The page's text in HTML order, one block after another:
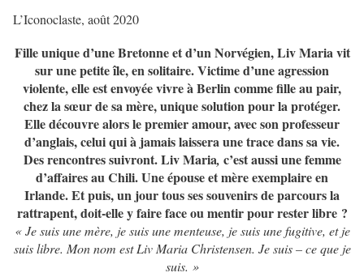
L’Iconoclaste, août 2020
Fille unique d’une Bretonne et d’un Norvégien, Liv Maria vit
sur une petite île, en solitaire. Victime d’une agression
violente, elle est envoyée vivre à Berlin comme fille au pair,
chez la sœur de sa mère, unique solution pour la protéger.
Elle découvre alors le premier amour, avec son professeur
d’anglais, celui qui à jamais laissera une trace dans sa vie.
Des rencontres suivront. Liv Maria, c’est aussi une femme
d’affaires au Chili. Une épouse et mère exemplaire en
Irlande. Et puis, un jour tous ses souvenirs de parcours la
rattrapent, doit-elle y faire face ou mentir pour rester libre ?
« Je suis une mère, je suis une menteuse, je suis une fugitive, et je
suis libre. Mon nom est Liv Maria Christensen. Je suis – ce que je
suis. »